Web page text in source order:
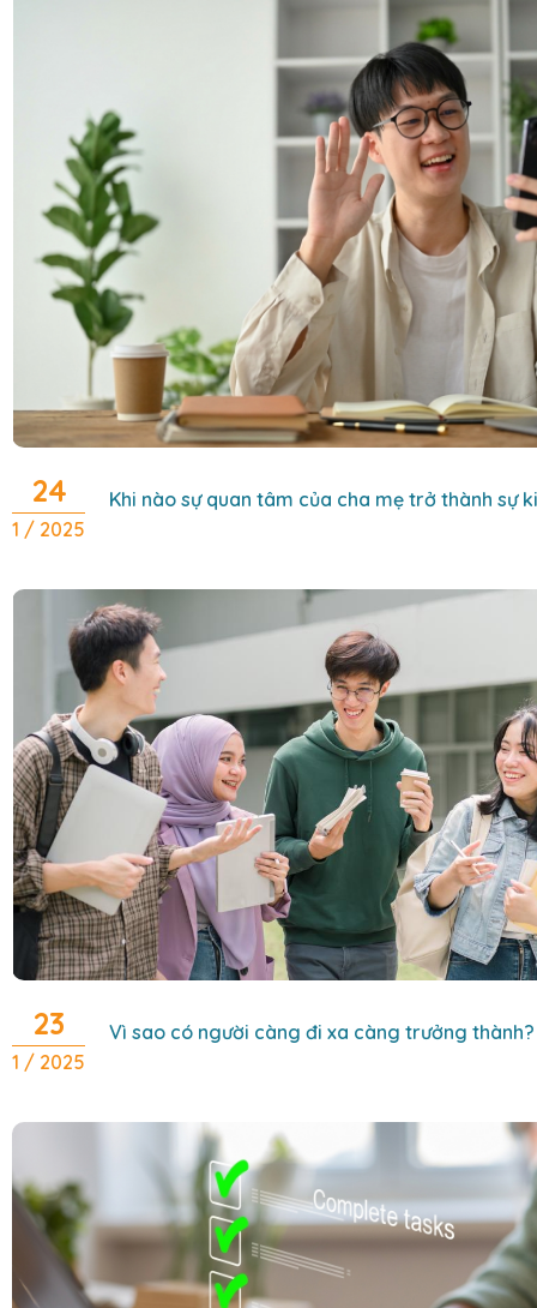
24
1 / 2025
Khi nào sự quan tâm của cha mẹ trở thành sự
23
1 / 2025
Vì sao có người càng đi xa càng trưởng thành?